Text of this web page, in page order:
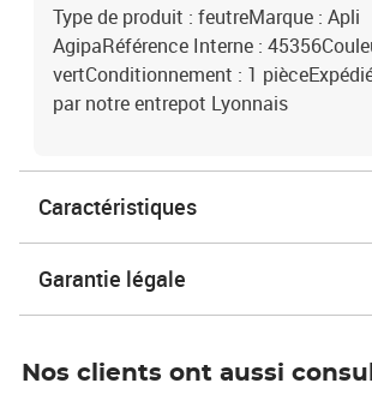
Type de produit : feutreMarque : Apli
AgipaRéférence Interne :
vertConditionnement : 1
par notre entrepot Lyonnais
Caractéristiques
Garantie légale
Nos clients ont aussi